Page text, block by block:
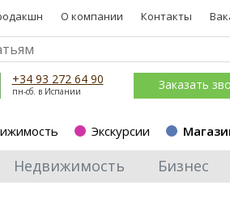
О компании Контакты
+34 93 272 64 90
пн-сб. в Испании Заказать
Экскурсии
Недвижимость Бизнес